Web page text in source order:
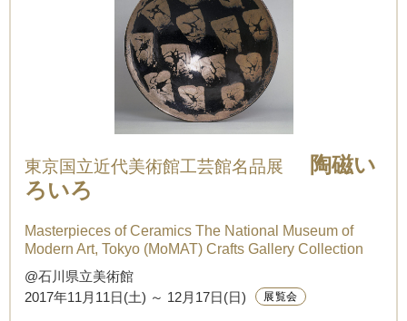
東京国立近代美術館工芸館名品展
陶磁い
ろいろ
Masterpieces of Ceramics The National Museum of
Modern Art, Tokyo (MoMAT) Crafts Gallery Collection
@石川県立美術館
2017年11月11日(土) ～ 12月17日(日)
展覧会